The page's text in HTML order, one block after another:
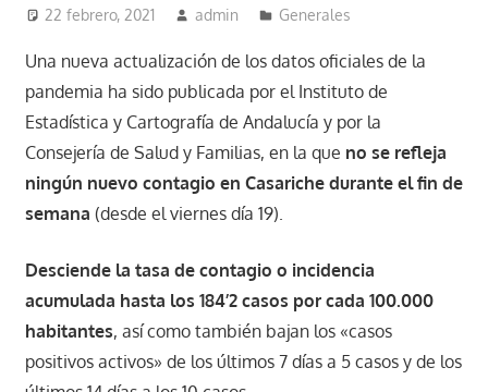
22 febrero, 2021 admin Generales
Una nueva actualización de los datos oficiales de la
pandemia ha sido publicada por el Instituto de
Estadística y Cartografía de Andalucía y por la
Consejería de Salud y Familias, en la que no se refleja
ningún nuevo contagio en Casariche durante el fin de
semana (desde el viernes día 19).
Desciende la tasa de contagio o incidencia
acumulada hasta los 184’2 casos por cada 100.000
habitantes, así como también bajan los «casos
positivos activos» de los últimos 7 días a 5 casos y de los